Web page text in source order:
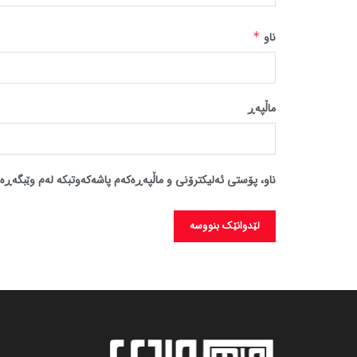
ناو *
ماڵپه‌ڕ
ناو، پۆستی ئەلیکترۆنی و ماڵپەڕەکەم پاشەکەوتبکە لەم